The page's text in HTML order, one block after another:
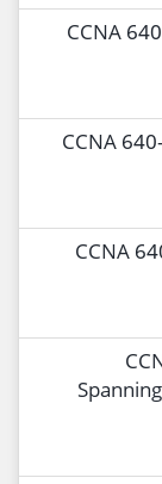
15-CCNA
16-CCNA
17-CCNA
18-